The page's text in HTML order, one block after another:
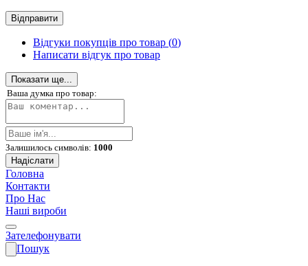
Відгуки покупців про товар (0)
Написати відгук про товар
Показати ще...
Ваша думка про товар:
Залишилось символів: 1000
Надіслати
Головна
Контакти
Про Нас
Наші вироби
Зателефонувати
Пошук